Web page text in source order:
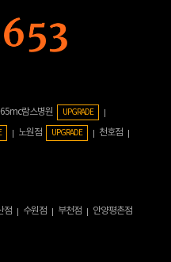
람스병원 UPGRADE
노원점 UPGRADE
천호점
점 수원점 부천점 안양평촌점